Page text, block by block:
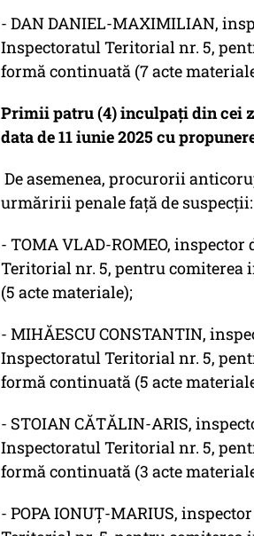
- DAN DANIEL-MAXIMILIAN,
Inspectoratul Teritorial nr. 5,
formă continuată (7 acte
Primii patru (4) inculpați din cei
data de 11 iunie 2025 cu
De asemenea, procurorii
urmăririi penale față de suspecții:
- TOMA VLAD-ROMEO,
Teritorial nr. 5, pentru
(5 acte materiale);
- MIHĂESCU CONSTANTIN,
Inspectoratul Teritorial nr. 5,
formă continuată (5 acte
- STOIAN CĂTĂLIN-ARIS,
Inspectoratul Teritorial nr. 5,
formă continuată (3 acte
- POPA IONUȚ-MARIUS,